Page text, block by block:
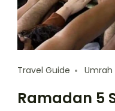
Travel Guide Umrah
Ramadan 5